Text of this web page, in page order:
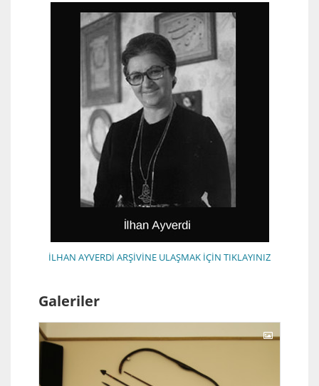
İLHAN AYVERDİ ARŞİVİNE ULAŞMAK İÇİN TIKLAYINIZ
Galeriler